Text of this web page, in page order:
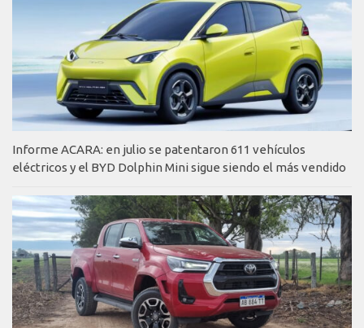
Informe ACARA: en julio se patentaron 611 vehículos
eléctricos y el BYD Dolphin Mini sigue siendo el más vendido